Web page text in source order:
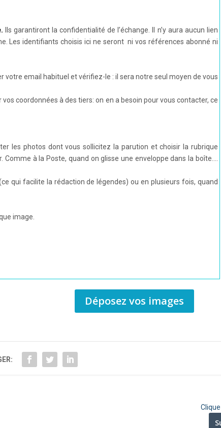
Ils garantiront la confidentialité de l’échange. Il n’y aura aucun lien
Les identifiants choisis ici ne seront ni vos références abonné ni
votre email habituel et vérifiez-le : il sera notre seul moyen de vous
coordonnées à des tiers: on en a besoin pour vous contacter, ce
les photos dont vous sollicitez la parution et choisir la rubrique
Comme à la Poste, quand on glisse une enveloppe dans la boîte….
qui facilite la rédaction de légendes) ou en plusieurs fois, quand
image.
Déposez vos images